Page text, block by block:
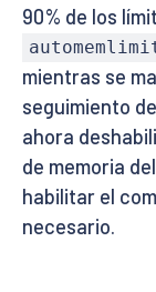
90% de los
mientras se
seguimiento
ahora
de memoria
habilitar el
necesario.